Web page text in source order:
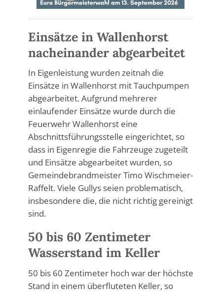
Einsätze in Wallenhorst
nacheinander abgearbeitet
In Eigenleistung wurden zeitnah die
Einsätze in Wallenhorst mit Tauchpumpen
abgearbeitet. Aufgrund mehrerer
einlaufender Einsätze wurde durch die
Feuerwehr Wallenhorst eine
Abschnittsführungsstelle eingerichtet, so
dass in Eigenregie die Fahrzeuge zugeteilt
und Einsätze abgearbeitet wurden, so
Gemeindebrandmeister Timo Wischmeier-
Raffelt. Viele Gullys seien problematisch,
insbesondere die, die nicht richtig gereinigt
sind.
50 bis 60 Zentimeter
Wasserstand im Keller
50 bis 60 Zentimeter hoch war der höchste
Stand in einem überfluteten Keller, so